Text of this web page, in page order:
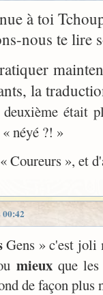
à toi
nous te lire
la
était
néyé ?! »
Coureurs », et
00:42
Gens » c'est joli
mieuxque
de façon